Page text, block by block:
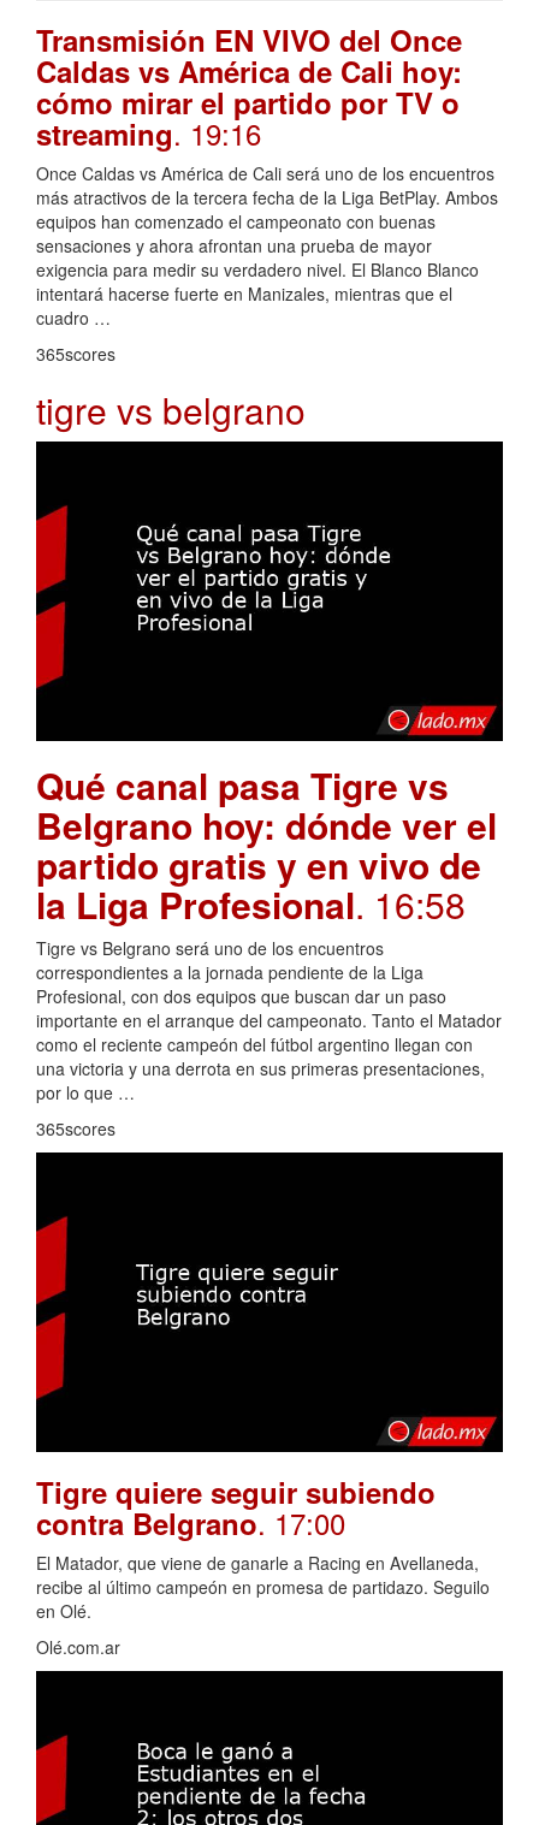
Transmisión EN VIVO del Once
Caldas vs América de Cali hoy:
cómo mirar el partido por TV o
streaming. 19:16
Once Caldas vs América de Cali será uno de los encuentros
más atractivos de la tercera fecha de la Liga BetPlay. Ambos
equipos han comenzado el campeonato con buenas
sensaciones y ahora afrontan una prueba de mayor
exigencia para medir su verdadero nivel. El Blanco Blanco
intentará hacerse fuerte en Manizales, mientras que el
cuadro …
365scores
tigre vs belgrano
Qué canal pasa Tigre vs
Belgrano hoy: dónde ver el
partido gratis y en vivo de
la Liga Profesional. 16:58
Tigre vs Belgrano será uno de los encuentros
correspondientes a la jornada pendiente de la Liga
Profesional, con dos equipos que buscan dar un paso
importante en el arranque del campeonato. Tanto el Matador
como el reciente campeón del fútbol argentino llegan con
una victoria y una derrota en sus primeras presentaciones,
por lo que …
365scores
Tigre quiere seguir subiendo
contra Belgrano. 17:00
El Matador, que viene de ganarle a Racing en Avellaneda,
recibe al último campeón en promesa de partidazo. Seguilo
en Olé.
Olé.com.ar